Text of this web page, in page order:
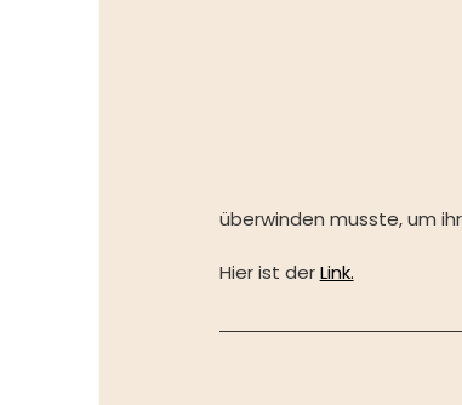
überwinden musste, um
Hier ist der Link.